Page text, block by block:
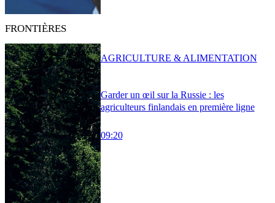
FRONTIÈRES
Garder un œil sur la Russie : les
agriculteurs finlandais en première ligne
09:20
AGRICULTURE & ALIMENTATION